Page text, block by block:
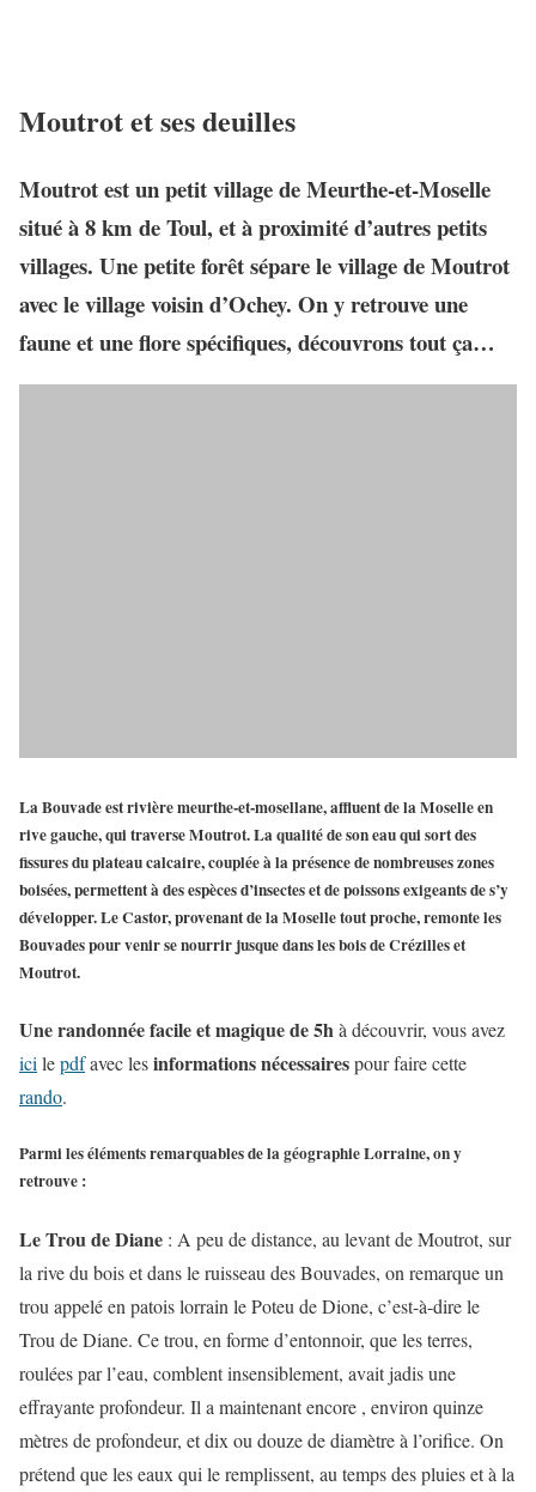
Moutrot et ses deuilles
Moutrotest un petit village de Meurthe-et-Moselle
situé à 8 km de Toul, et à proximité d’autres petits
villages. Une petite forêt sépare le village de Moutrot
avec le village voisin d’Ochey. On y retrouve une
faune et une flore spécifiques, découvrons tout ça…
La Bouvade est rivière meurthe-et-mosellane, affluent de la Moselle en
rive gauche, qui traverse Moutrot. La qualité de son eau qui sort des
fissures du plateau calcaire, couplée à la présence de nombreuses zones
boisées, permettent à des espèces d’insectes et de poissons exigeants de s’y
développer. Le Castor, provenant de la Moselle tout proche, remonte les
Bouvades pour venir se nourrir jusque dans les bois de Crézilles et
Moutrot.
Une randonnée facile et magique de 5hà découvrir, vous avez
icilepdfavec lesinformations nécessairespour faire cette
rando.
Parmi les éléments remarquables de la géographie Lorraine, on y
retrouve :
Le Trou de Diane : A peu de distance, au levant de Moutrot, sur
la rive du bois et dans le ruisseau des Bouvades, on remarque un
trou appelé en patois lorrain le Poteu de Dione, c’est-à-dire le
Trou de Diane. Ce trou, en forme d’entonnoir, que les terres,
roulées par l’eau, comblent insensiblement, avait jadis une
effrayante profondeur. Il a maintenant encore , environ quinze
mètres de profondeur, et dix ou douze de diamètre à l’orifice. On
prétend que les eaux qui le remplissent, au temps des pluies et à la